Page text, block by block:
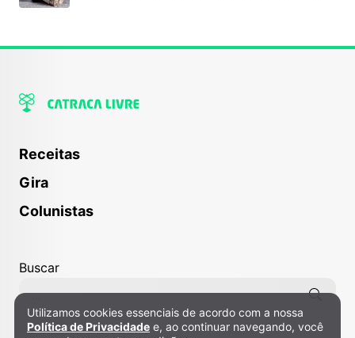
Receitas
Gira
Colunistas
Buscar
Política de Privacidade e Cookies
Utilizamos cookies essenciais de acordo com a nossa
Política de Privacidade e, ao continuar navegando, você